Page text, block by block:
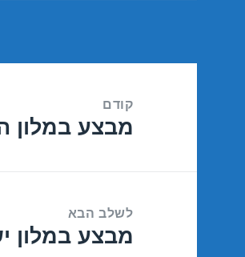
קודם
הפוסט
מבצע במלון
לשלב הבא
הפוסט
מבצע במלון